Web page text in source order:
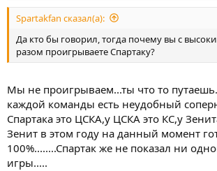
Spartakfan сказал(а):
Да кто бы говорил, тогда почему вы с
разом проигрываете Спартаку?
Мы не проигрываем...ты что то
каждой команды есть неудобный
Спартака это ЦСКА,у ЦСКА это КС,у
Зенит в этом году на данный момент
100%........Спартак же не показал ни
игры.....